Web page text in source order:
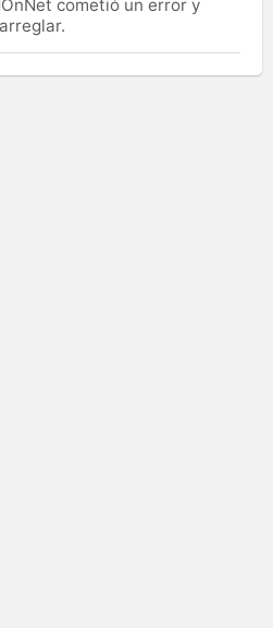
cometió un error y